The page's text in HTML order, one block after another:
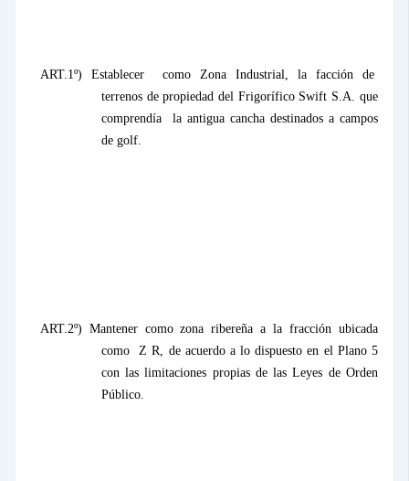
ART.1º) Establecer
como Zona Industrial, la facción de
terrenos de propiedad del Frigorífico Swift S.A. que
comprendía
la antigua cancha destinados a campos
de golf.
ART.2º) Mantener como zona ribereña a la fracción ubicada
como
Z R, de acuerdo a lo dispuesto en el Plano 5
con las limitaciones propias de las Leyes de Orden
Público.